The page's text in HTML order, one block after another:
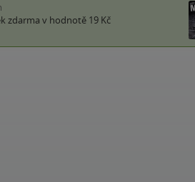
zdarma v hodnotě 19 Kč